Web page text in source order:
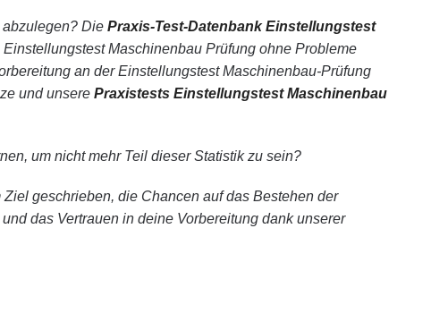
Die Praxis-Test-Datenbank Einstellungstest
Maschinenbau Prüfung ohne Probleme
an der Einstellungstest Maschinenbau-Prüfung
und unsere Praxistests Einstellungstest Maschinenbau
um nicht mehr Teil dieser Statistik zu sein?
geschrieben, die Chancen auf das Bestehen der
das Vertrauen in deine Vorbereitung dank unserer